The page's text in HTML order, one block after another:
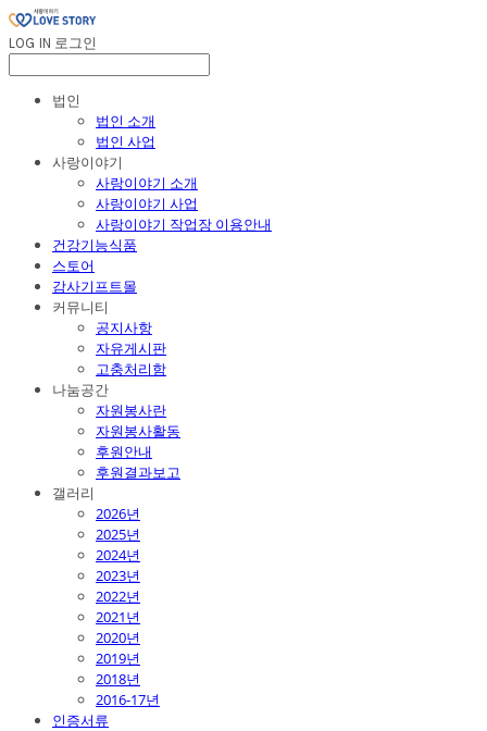
LOG IN 로그인
법인
법인 소개
법인 사업
사랑이야기
사랑이야기 소개
사랑이야기 사업
사랑이야기 작업장 이용안내
건강기능식품
스토어
감사기프트몰
커뮤니티
공지사항
자유게시판
고충처리함
나눔공간
자원봉사란
자원봉사활동
후원안내
후원결과보고
갤러리
2026년
2025년
2024년
2023년
2022년
2021년
2020년
2019년
2018년
2016-17년
인증서류